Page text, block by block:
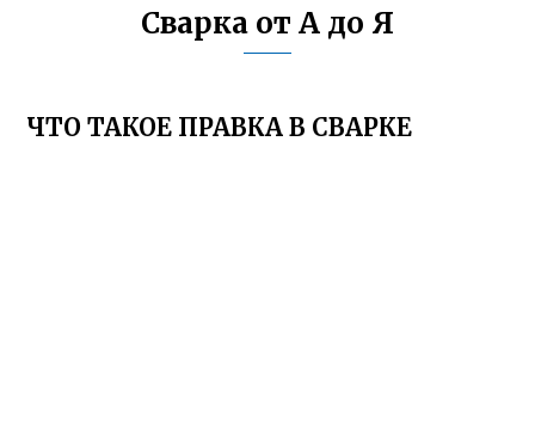
Сварка от А до Я
ЧТО ТАКОЕ ПРАВКА В СВАРКЕ